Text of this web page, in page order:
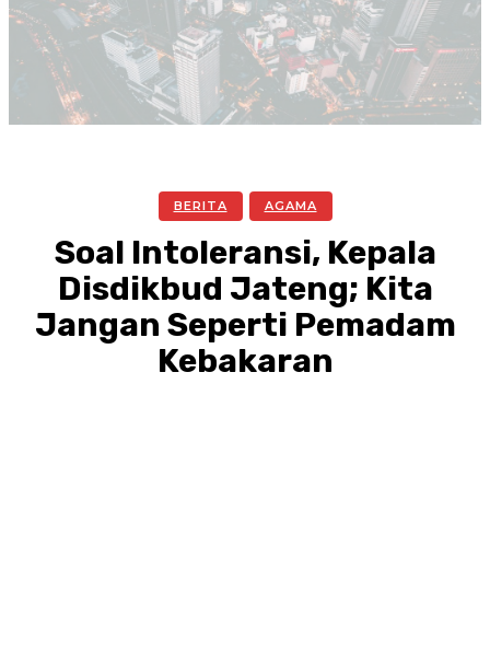
BERITA AGAMA
Soal Intoleransi, Kepala
Disdikbud Jateng; Kita
Jangan Seperti Pemadam
Kebakaran